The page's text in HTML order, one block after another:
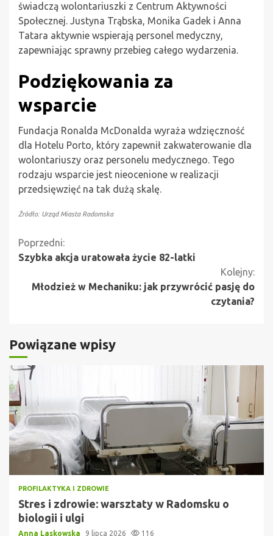
świadczą wolontariuszki z Centrum Aktywności
Społecznej. Justyna Trąbska, Monika Gadek i Anna
Tatara aktywnie wspierają personel medyczny,
zapewniając sprawny przebieg całego wydarzenia.
Podziękowania za
wsparcie
Fundacja Ronalda McDonalda wyraża wdzięczność
dla Hotelu Porto, który zapewnił zakwaterowanie dla
wolontariuszy oraz personelu medycznego. Tego
rodzaju wsparcie jest nieocenione w realizacji
przedsięwzięć na tak dużą skalę.
Źródło: Urząd Miasta Radomska
Kontynuuj
Poprzedni:
Szybka akcja uratowała życie 82-latki
Kolejny:
Młodzież w Mechaniku: jak przywrócić pasję do
czytania?
Powiązane wpisy
PROFILAKTYKA I ZDROWIE
Stres i zdrowie: warsztaty w Radomsku o
biologii i ulgi
Anna Laskowska 9 lipca 2026 116